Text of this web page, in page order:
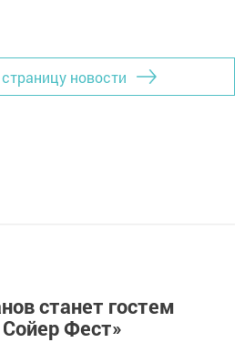
новости
станет гостем
Фест»